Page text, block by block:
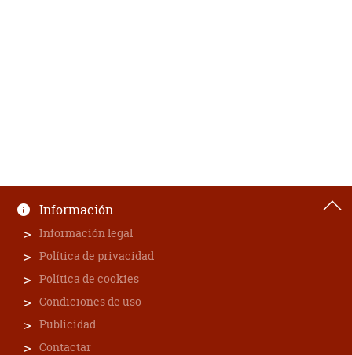
Información
Información legal
Política de privacidad
Política de cookies
Condiciones de uso
Publicidad
Contactar